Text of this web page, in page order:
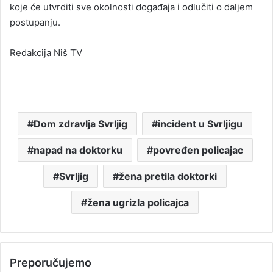
koje će utvrditi sve okolnosti događaja i odlučiti o daljem
postupanju.
Redakcija Niš TV
Dom zdravlja Svrljig incident u Svrljigu
napad na doktorku povređen policajac
Svrljig žena pretila doktorki
žena ugrizla policajca
Preporučujemo